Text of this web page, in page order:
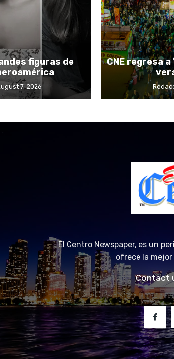
figuras de
7, 2026
CNE regresa
El Centro Newspaper, es un
ofrece la
Contact